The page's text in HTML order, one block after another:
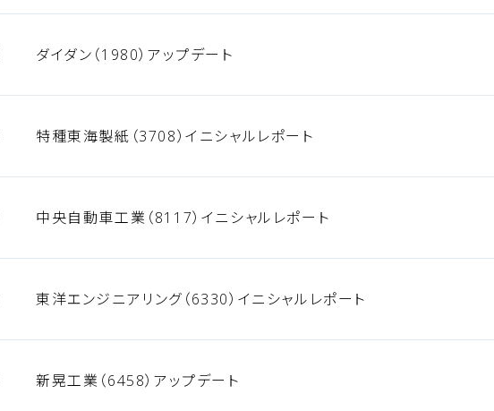
ダイダン（1980）アップデート
特種東海製紙（3708）イニシャルレポート
中央自動車工業（8117）イニシャルレポート
東洋エンジニアリング（6330）イニシャルレポート
新晃工業（6458）アップデート